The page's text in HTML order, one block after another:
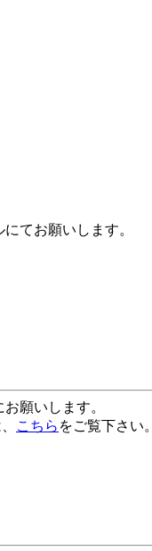
てお願いします。
お願いします。
こちら をご覧下さい。